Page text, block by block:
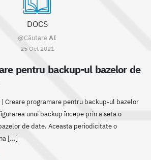
DOCS
@CăutareAI
25 Oct 2021
pentru backup-ul bazelor de
| Creare programare pentru backup-ul bazelor
unui backup începe prin a seta o
de date. Aceasta periodicitate o
[...]